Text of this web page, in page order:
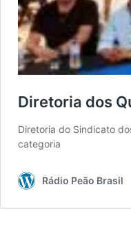
Diretoria dos
Diretoria do Sindicato
categoria
Rádio Peão Brasil